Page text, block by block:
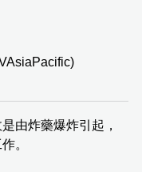
由炸藥爆炸引起，
。